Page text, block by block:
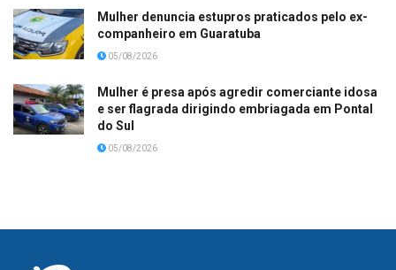
Mulher denuncia estupros praticados pelo ex-
companheiro em Guaratuba
05/08/2026
Mulher é presa após agredir comerciante idosa
e ser flagrada dirigindo embriagada em Pontal
do Sul
05/08/2026